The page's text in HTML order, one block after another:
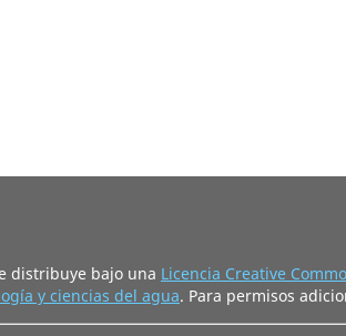
distribuye bajo una Licencia Creative
y ciencias del agua. Para permisos